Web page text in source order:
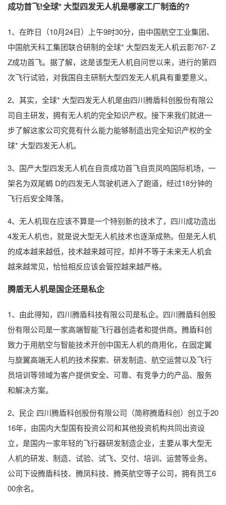
成功首飞!全球* 大型四发无人机是哪家工厂制造的?
1、在昨日（10月24日）上午9时30分，由中国航空工业集团、
中国航天科工集团联合研制的全球* 大型四发无人机云影767- Z
Z成功首飞。据了解，这是该型无人机自问世以来，进行的第四
次飞行试验，对我国自主研制大型四发无人机具有重要意义。
2、其实，全球* 大型四发无人机是由四川腾盾科创股份有限公
司自主研发，拥有无人机的完全知识产权。接下来我们就进一
步了解这家公司究竟有什么能力能够制造出完全知识产权的全
球* 大型四发无人机。
3、国产大型四发无人机在自贡成功首飞自贡凤鸣国际机场，一
架名为双尾蝎 D的四发无人驾驶机进入了跑道，经过18分钟的
飞行后安全降落。
4、无人机现在应该不算是一个特别新的技术了，四川成功造出
4发无人机也，就是说大型无人机技术也逐渐成熟。但是无人机
的成本越来越低，技术越来越可控，却并不等于未来无人机会
越来越常见，恰恰相反应该会管控越来越严格。
腾盾无人机是国企还是私企
1、由此得知，四川腾盾科技有限公司是私企。四川腾盾科创股
份有限公司是一家高端智能飞行器创造者和提供商。腾盾科创
致力于用航空与智能技术开创中国无人机的商用化，在固定翼
与旋翼高端无人机的技术探索、研发制造、航空运营以及飞行
员培训等领域为客户提供安全、可靠、有竞争力的产品、服务
和解决方案。
2、民企 四川腾盾科创股份有限公司（简称腾盾科创）创立于20
16年，由国内大型国有投资公司和其他投资机构共同出资设
立，是国内一家年轻的飞行器研发制造企业，主要从事大型无
人机的研发、制造、试验、试飞、交付、培训、运营等业务。
公司下设腾盾科技、腾凤科技、腾英航空等子公司，拥有员工6
00余名。